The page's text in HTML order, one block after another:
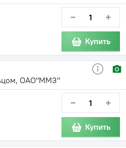
− +
Купить
ОАО"ММЗ"
− +
Купить